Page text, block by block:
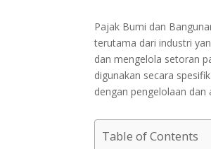
Pajak Bumi dan
terutama dari industri
dan mengelola setoran
digunakan secara
dengan pengelolaan
Table of Contents